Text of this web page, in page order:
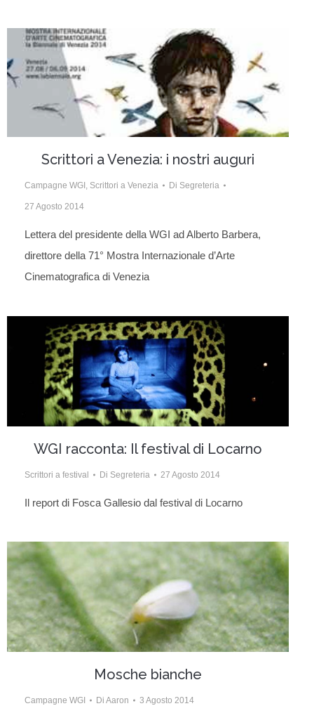
Scrittori a Venezia: i nostri auguri
Campagne WGI , Scrittori a Venezia Di Segreteria
27 Agosto 2014
Lettera del presidente della WGI ad Alberto Barbera,
direttore della 71° Mostra Internazionale d’Arte
Cinematografica di Venezia
WGI racconta: Il festival di Locarno
Scrittori a festival Di Segreteria 27 Agosto 2014
Il report di Fosca Gallesio dal festival di Locarno
Mosche bianche
Campagne WGI Di Aaron 3 Agosto 2014